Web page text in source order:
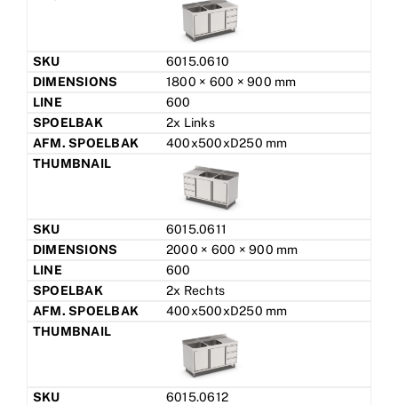
6015.0610
1800 × 600 × 900 mm
600
2x Links
400x500xD250 mm
6015.0611
2000 × 600 × 900 mm
600
2x Rechts
400x500xD250 mm
6015.0612